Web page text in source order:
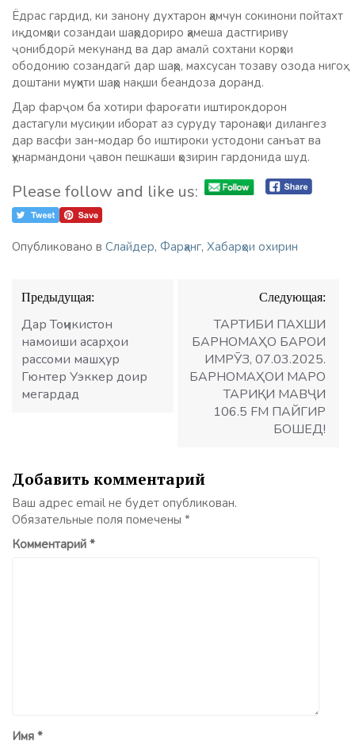
Ёдрас гардид, ки занону духтарон ҳамчун сокинони пойтахт
иқдомҳои созандаи шаҳрдориро ҳамеша дастгириву
ҷонибдорӣ мекунанд ва дар амалӣ сохтани корҳои
ободонию созандагӣ дар шаҳр, махсусан тозаву озода нигоҳ
доштани муҳити шаҳр нақши беандоза доранд.
Дар фарҷом ба хотири фароғати иштирокдорон
дастагули мусиқии иборат аз суруду таронаҳои дилангез
дар васфи зан-модар бо иштироки устодони санъат ва
ҳунармандони ҷавон пешкаши ҳозирин гардонида шуд.
Please follow and like us:
Опубликовано в Слайдер, Фарҳанг, Хабарҳои охирин
Навигация
по
записям
Предыдущая:
Дар Тоҷикистон
намоиши асарҳои
рассоми машҳур
Гюнтер Уэккер доир
мегардад
Следующая:
ТАРТИБИ ПАХШИ
БАРНОМАҲО БАРОИ
ИМРӮЗ, 07.03.2025.
БАРНОМАҲОИ МАРО
ТАРИҚИ МАВҶИ
106.5 FM ПАЙГИР
БОШЕД!
Добавить комментарий
Ваш адрес email не будет опубликован.
Обязательные поля помечены *
Комментарий *
Имя *